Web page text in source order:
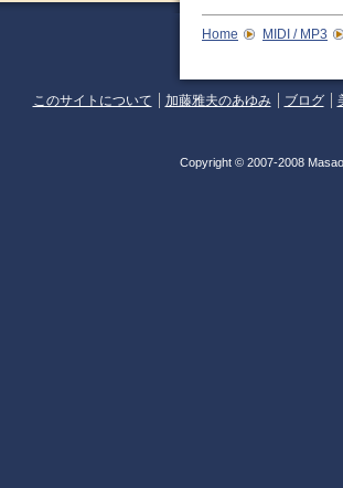
Home MIDI / MP3
このサイトについて 加藤雅夫のあゆみ ブログ
Copyright © 2007-2008